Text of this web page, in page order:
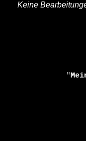
Keine
    "